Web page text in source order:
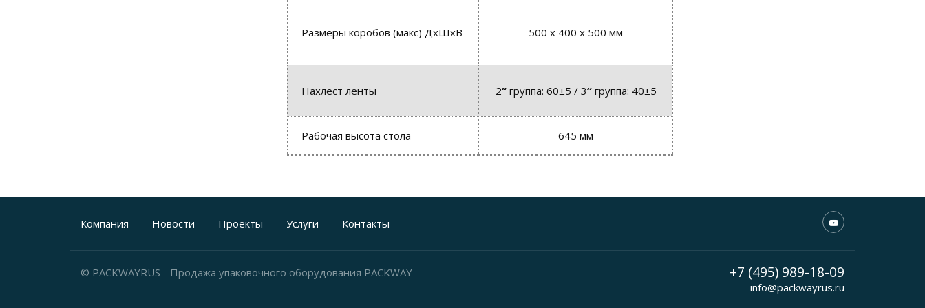
Размеры коробов (макс) ДхШхВ 500 x 400 x 500 мм
Нахлест ленты 2“группа: 60±5 / 3“группа: 40±5
Рабочая высота стола 645 мм
Компания Новости Проекты Услуги Контакты
+7 (495) 989-18-09
info@packwayrus.ru
© PACKWAYRUS - Продажа упаковочного оборудования PACKWAY